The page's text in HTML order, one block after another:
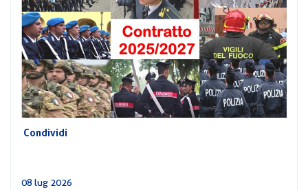
PREVIDENZA
CONVENZIONI
AREA
DIRIGENZIALE
COMUNICATI
CORSI
MOBILITÀ
DEL
PERSONALE
Condividi
08 lug 2026